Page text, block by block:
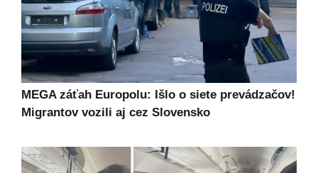
MEGA záťah Europolu: Išlo o siete prevádzačov!
Migrantov vozili aj cez Slovensko